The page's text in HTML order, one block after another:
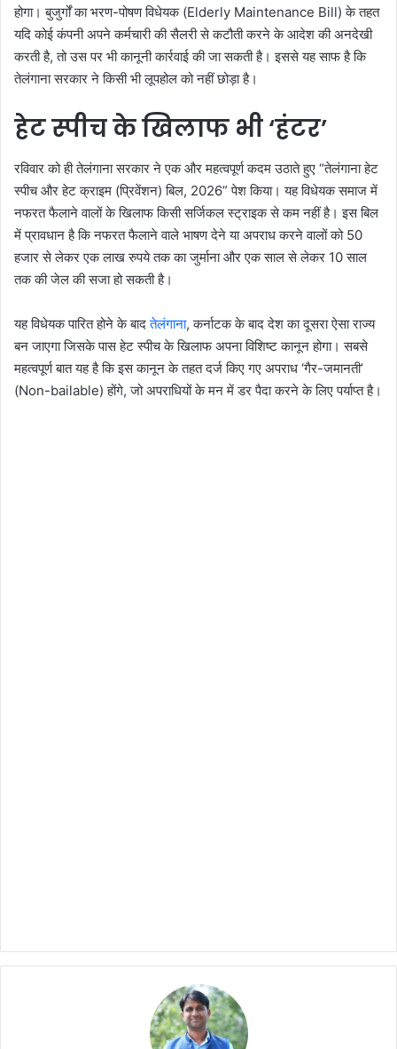
होगा। बुजुर्गों का भरण-पोषण विधेयक (Elderly Maintenance Bill) के तहत
यदि कोई कंपनी अपने कर्मचारी की सैलरी से कटौती करने के आदेश की अनदेखी
करती है, तो उस पर भी कानूनी कार्रवाई की जा सकती है। इससे यह साफ है कि
तेलंगाना सरकार ने किसी भी लूपहोल को नहीं छोड़ा है।
हेट स्पीच के खिलाफ भी ‘हंटर’
रविवार को ही तेलंगाना सरकार ने एक और महत्वपूर्ण कदम उठाते हुए “तेलंगाना हेट
स्पीच और हेट क्राइम (प्रिवेंशन) बिल, 2026” पेश किया। यह विधेयक समाज में
नफरत फैलाने वालों के खिलाफ किसी सर्जिकल स्ट्राइक से कम नहीं है। इस बिल
में प्रावधान है कि नफरत फैलाने वाले भाषण देने या अपराध करने वालों को 50
हजार से लेकर एक लाख रुपये तक का जुर्माना और एक साल से लेकर 10 साल
तक की जेल की सजा हो सकती है।
यह विधेयक पारित होने के बादतेलंगाना, कर्नाटक के बाद देश का दूसरा ऐसा राज्य
बन जाएगा जिसके पास हेट स्पीच के खिलाफ अपना विशिष्ट कानून होगा। सबसे
महत्वपूर्ण बात यह है कि इस कानून के तहत दर्ज किए गए अपराध ‘गैर-जमानती’
(Non-bailable) होंगे, जो अपराधियों के मन में डर पैदा करने के लिए पर्याप्त है।